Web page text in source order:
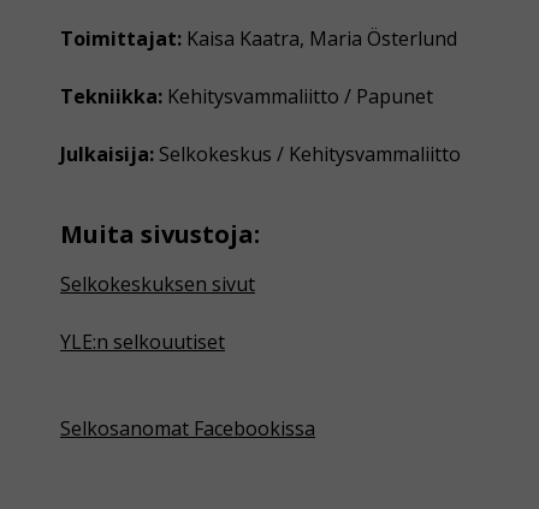
Toimittajat: Kaisa Kaatra, Maria Österlund
Tekniikka: Kehitysvammaliitto / Papunet
Julkaisija: Selkokeskus / Kehitysvammaliitto
Muita sivustoja:
Selkokeskuksen sivut
YLE:n selkouutiset
Selkosanomat Facebookissa